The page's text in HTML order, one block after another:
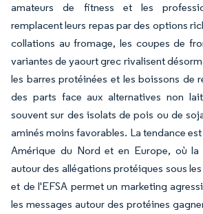
amateurs de fitness et les
remplacent leurs repas par des options
collations au fromage, les coupes de
variantes de yaourt grec rivalisent
les barres protéinées et les boissons de
des parts face aux alternatives non
souvent sur des isolats de pois ou de
aminés moins favorables. La tendance
Amérique du Nord et en Europe, où la
autour des allégations protéiques sous
et de l'EFSA permet un marketing
les messages autour des protéines